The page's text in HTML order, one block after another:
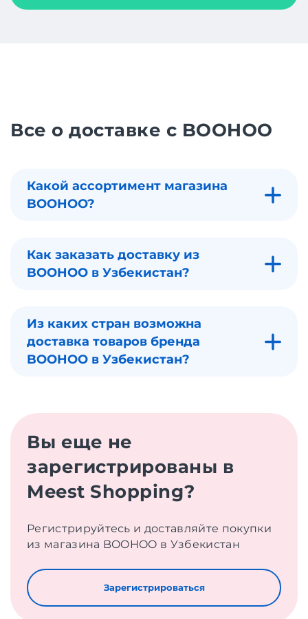
Все о доставке с BOOHOO
Какой ассортимент магазина
BOOHOO?
Как заказать доставку из
BOOHOO в Узбекистан?
Из каких стран возможна
доставка товаров бренда
BOOHOO в Узбекистан?
Вы еще не
зарегистрированы в
Meest Shopping?
Регистрируйтесь и доставляйте покупки
из магазина BOOHOO в Узбекистан
Зарегистрироваться